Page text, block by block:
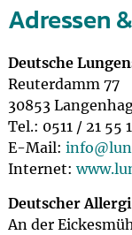
Adressen
Deutsche
Reuterdamm 77
30853
Tel.: 0511 / 21 55
E-Mail: info@
Internet:
Deutscher
An der